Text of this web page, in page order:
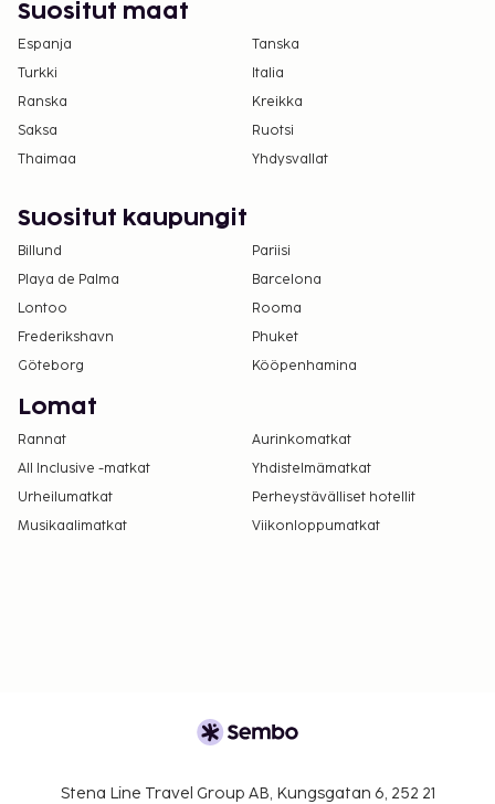
Kansallisten määräysten vuoksi käteismaksut
eivät voi ylittää 1000 EUR:n suuruista summaa
tässä majoituspaikassa. Saat lisätietoja asiasta
ottamalla yhteyttä majoituspaikkaan
kaikki asiakkaat seksuaaliseen
katsomatta (LGBTQ+ -ystävällinen).
Suositut maat
Espanja
Tanska
Turkki
Italia
Ranska
Kreikka
Saksa
Ruotsi
Thaimaa
Yhdysvallat
Suositut kaupungit
Billund
Pariisi
Playa de Palma
Barcelona
Lontoo
Rooma
Frederikshavn
Phuket
Göteborg
Kööpenhamina
Lomat
Rannat
Aurinkomatkat
All Inclusive -matkat
Yhdistelmämatkat
Urheilumatkat
Perheystävälliset hotellit
Musikaalimatkat
Viikonloppumatkat
Stena Line Travel Group AB, Kungsgatan 6, 252 21